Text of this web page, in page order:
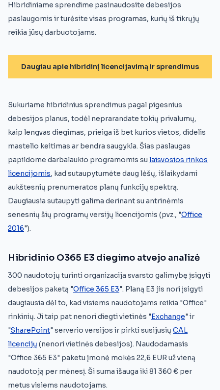
Hibridiniame sprendime pasinaudosite debesijos
paslaugomis ir turėsite visas programas, kurių iš tikrųjų
reikia jūsų darbuotojams.
Daugiau apie hibridinį licencijavimą ir sprendimus
Sukuriame hibridinius sprendimus pagal pigesnius
debesijos planus, todėl neprarandate tokių privalumų,
kaip lengvas diegimas, prieiga iš bet kurios vietos, didelis
mastelio keitimas ar bendra saugykla. Šias paslaugas
papildome darbalaukio programomis su laisvosios rinkos
licencijomis, kad sutaupytumėte daug lėšų, išlaikydami
aukštesnių prenumeratos planų funkcijų spektrą.
Daugiausia sutaupyti galima derinant su antrinėmis
senesnių šių programų versijų licencijomis (pvz., "Office
2016").
Hibridinio O365 E3 diegimo atvejo analizė
300 naudotojų turinti organizacija svarsto galimybę įsigyti
debesijos paketą "Office 365 E3". Planą E3 jis nori įsigyti
daugiausia dėl to, kad visiems naudotojams reikia "Office"
rinkinių. Ji taip pat nenori diegti vietinės "Exchange" ir
"SharePoint" serverio versijos ir pirkti susijusių CAL
licencijų (nenori vietinės debesijos). Naudodamasis
"Office 365 E3" paketu įmonė mokės 22,6 EUR už vieną
naudotoją per mėnesį. Ši suma išauga iki 81 360 € per
metus visiems naudotojams.